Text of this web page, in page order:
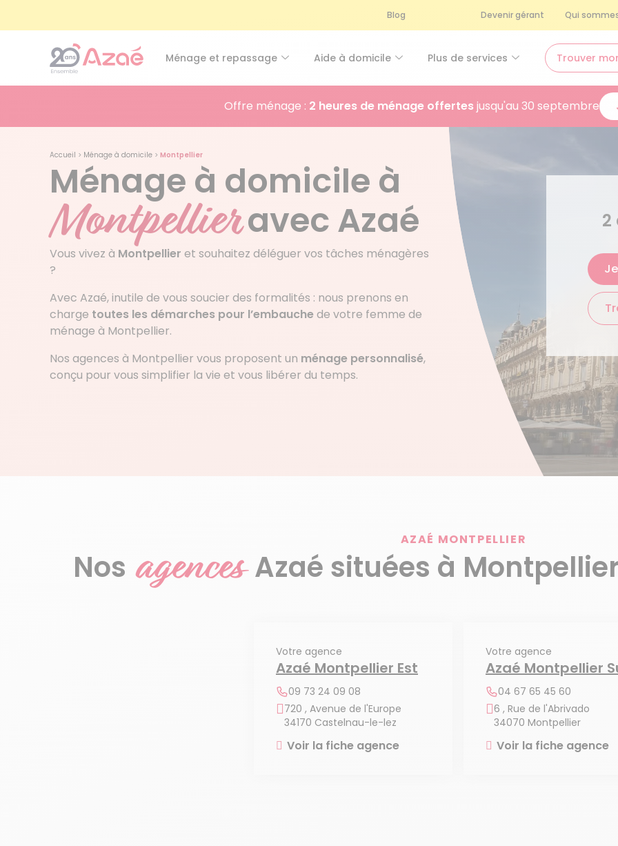
Blog Devenir gérant Qui
Ménage et repassage Aide à domicile Plus de services Trouver
Offre ménage : 2 heures de ménage offertesjusqu'au 30 septembre
Accueil > Ménage à domicile > Montpellier
Ménage à domicile à
Montpellieravec Azaé
Vous vivez à Montpellier et souhaitez déléguer vos tâches ménagères
?
Avec Azaé, inutile de vous soucier des formalités : nous prenons en
charge toutes les démarches pour l’embauche de votre femme de
ménage à Montpellier.
Nos agences à Montpellier vous proposent un ménage personnalisé,
conçu pour vous simplifier la vie et vous libérer du temps.
2
AZAÉ MONTPELLIER
Nos agencesAzaé situées à
Votre agence
Azaé Montpellier Est
09 73 24 09 08
720 , Avenue de l'Europe
34170 Castelnau-le-lez
Voir la fiche agence
Votre agence
Azaé Montpellier
04 67 65 45 60
6 , Rue de l'Abrivado
34070 Montpellier
Voir la fiche agence